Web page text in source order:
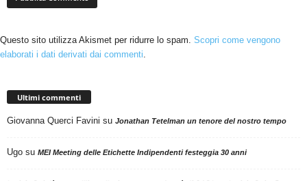
Questo sito utilizza Akismet per ridurre lo spam. Scopri come vengono
elaborati i dati derivati dai commenti.
Ultimi commenti
Giovanna Querci Favini su Jonathan Tetelman un tenore del nostro tempo
Ugo su MEI Meeting delle Etichette Indipendenti festeggia 30 anni